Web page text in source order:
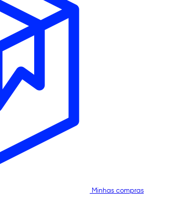
Minhas compras